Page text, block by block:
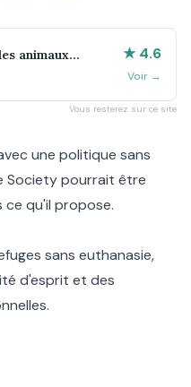
animaux
★ 4.6
Voir →
Vous resterez sur ce site
une politique sans
Society pourrait être
ce qu'il propose.
sans euthanasie,
d'esprit et des